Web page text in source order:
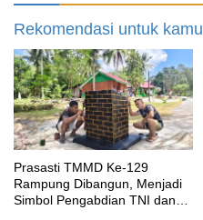
Rekomendasi untuk kamu
Prasasti TMMD Ke-129
Rampung Dibangun, Menjadi
Simbol Pengabdian TNI dan